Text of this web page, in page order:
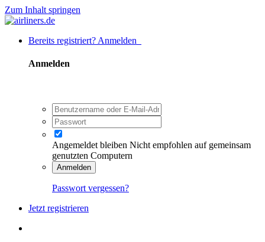
Zum Inhalt springen
Bereits registriert? Anmelden
Anmelden
Angemeldet bleiben Nicht empfohlen auf gemeinsam
genutzten Computern
Anmelden
Passwort vergessen?
Jetzt registrieren